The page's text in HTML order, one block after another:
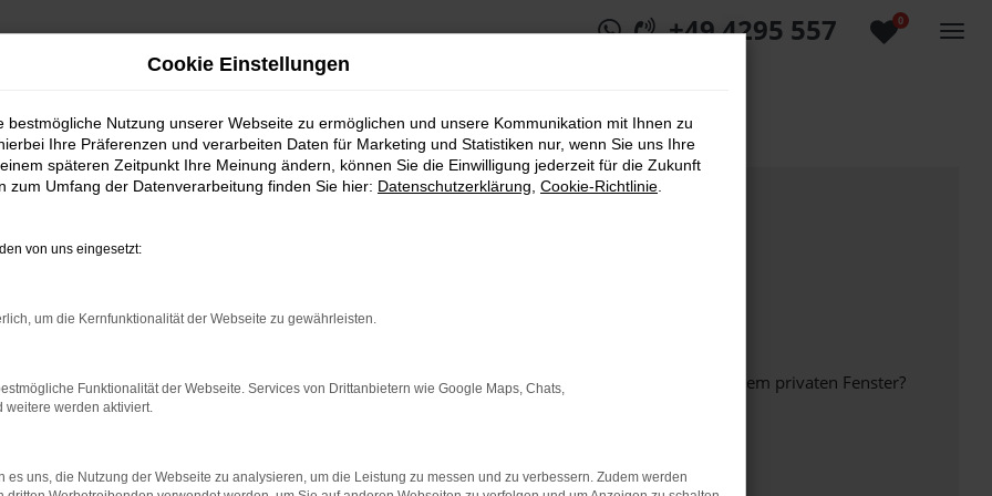
0
+49 4295 557
bestimmter Seiten verhindern. Funktioniert die Seite in einem anderen Browser oder in einem privaten Fenster?
beheben.
auf dem neuesten Stand sind.
Cookie Einstellungen
bestmögliche Nutzung unserer Webseite zu ermöglichen und unsere Kommunikation mit Ihnen zu
Ihre Präferenzen und verarbeiten Daten für Marketing und Statistiken nur, wenn Sie uns Ihre
späteren Zeitpunkt Ihre Meinung ändern, können Sie die Einwilligung jederzeit für die Zukunft
zum Umfang der Datenverarbeitung finden Sie hier: Datenschutzerklärung Cookie-Richtlinie
von uns eingesetzt:
um die Kernfunktionalität der Webseite zu gewährleisten.
Funktionalität der Webseite. Services von Drittanbietern wie Google Maps, Chats,
weitere werden aktiviert.
es uns, die Nutzung der Webseite zu analysieren, um die Leistung zu messen und zu verbessern. Zudem werden